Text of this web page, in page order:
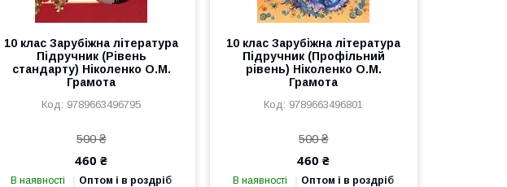
10 клас Зарубіжна література
Підручник (Рівень
стандарту) Ніколенко О.М.
Грамота
9789663496795
500 ₴
460 ₴
В наявності Оптом і в роздріб
10 клас Зарубіжна література
Підручник (Профільний
рівень) Ніколенко О.М.
Грамота
9789663496801
500 ₴
460 ₴
В наявності Оптом і в роздріб